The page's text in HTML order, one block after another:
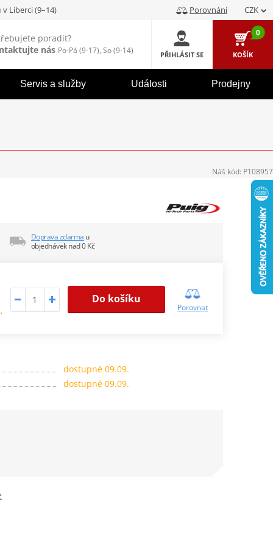
v Liberci (9–14) Porovnání CZK
poradit?
nás Po-Pá (9-17), So (9-14) PŘIHLÁSIT SE
0
KOŠÍK
Servis a služby Události Prodejny
Doprava zdarma u
objednávek nad 0 Kč
Do košíku
Porovnat
dostupné 09.09.
dostupné 09.09.
Náš kód: P108957